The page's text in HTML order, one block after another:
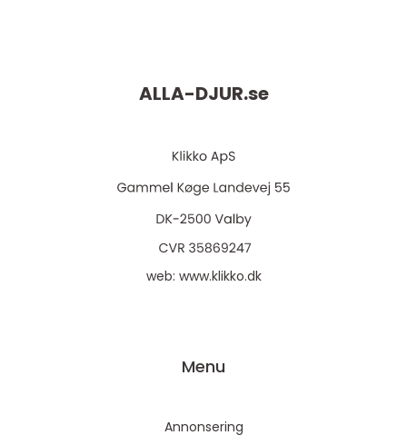
ALLA-DJUR.se
web: www.klikko.dk
Menu
Annonsering